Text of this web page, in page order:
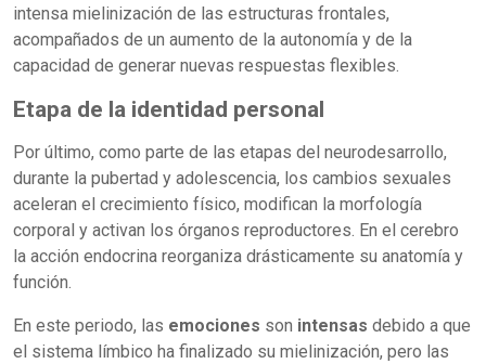
intensa mielinización de las estructuras frontales,
acompañados de un aumento de la autonomía y de la
capacidad de generar nuevas respuestas flexibles.
Etapa de la identidad personal
Por último, como parte de las etapas del neurodesarrollo,
durante la pubertad y adolescencia, los cambios sexuales
aceleran el crecimiento físico, modifican la morfología
corporal y activan los órganos reproductores. En el cerebro
la acción endocrina reorganiza drásticamente su anatomía y
función.
En este periodo, las emociones son intensas debido a que
el sistema límbico ha finalizado su mielinización, pero las